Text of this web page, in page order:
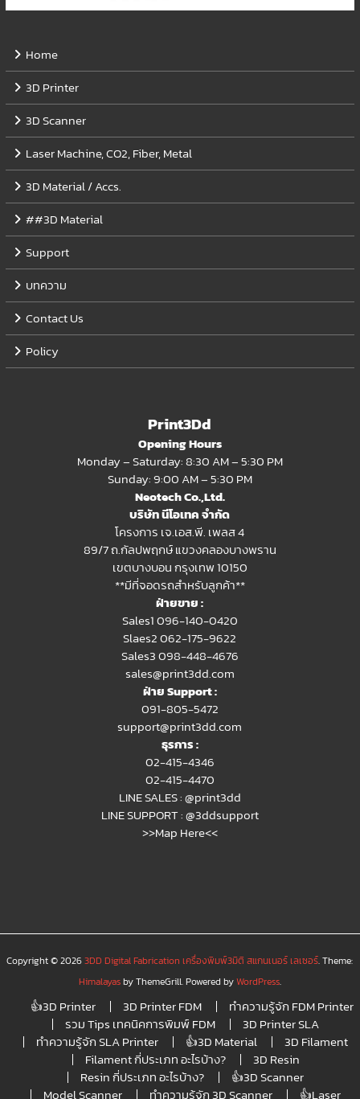
Home
3D Printer
3D Scanner
Laser Machine, CO2, Fiber, Metal
3D Material / Accs.
##3D Material
Support
บทความ
Contact Us
Policy
Print3Dd
Opening Hours
Monday – Saturday: 8:30 AM – 5:30 PM
Sunday: 9:00 AM – 5:30 PM
Neotech Co.,Ltd.
บริษัท นีโอเทค จำกัด
โครงการ เจ.เอส.พี. เพลส 4
89/7 ถ.กัลปพฤกษ์ แขวงคลองบางพราน
เขตบางบอน กรุงเทพ 10150
**มีที่จอดรถสำหรับลูกค้า**
ฝ่ายขาย :
Sales1 096-140-0420
Slaes2062-175-9622
Sales3 098-448-4676
sales@print3dd.com
ฝ่าย Support :
091-805-5472
support@print3dd.com
ธุรการ :
02-415-4346
02-415-4470
LINE SALES :@print3dd
LINE SUPPORT :@3ddsupport
>>Map Here<<
Copyright © 20263DD Digital Fabrication เครื่องพิมพ์3มิติ สแกนเนอร์ เลเซอร์. Theme:
Himalayasby ThemeGrill. Powered byWordPress.
👍3D Printer 3D Printer FDM
ทำความรู้จัก FDM Printer
รวม Tips เทคนิคการพิมพ์ FDM
3D Printer SLA
ทำความรู้จัก SLA Printer
👍3D Material
3D Filament
Filament กี่ประเภท อะไรบ้าง?
3D Resin
Resin กี่ประเภท อะไรบ้าง?
👍3D Scanner
Model Scanner
ทำความรู้จัก 3D Scanner 👍Laser